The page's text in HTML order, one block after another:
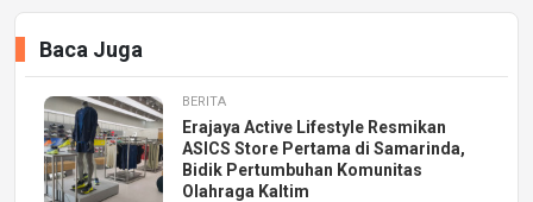
Baca Juga
BERITA
Erajaya Active Lifestyle Resmikan
ASICS Store Pertama di Samarinda,
Bidik Pertumbuhan Komunitas
Olahraga Kaltim